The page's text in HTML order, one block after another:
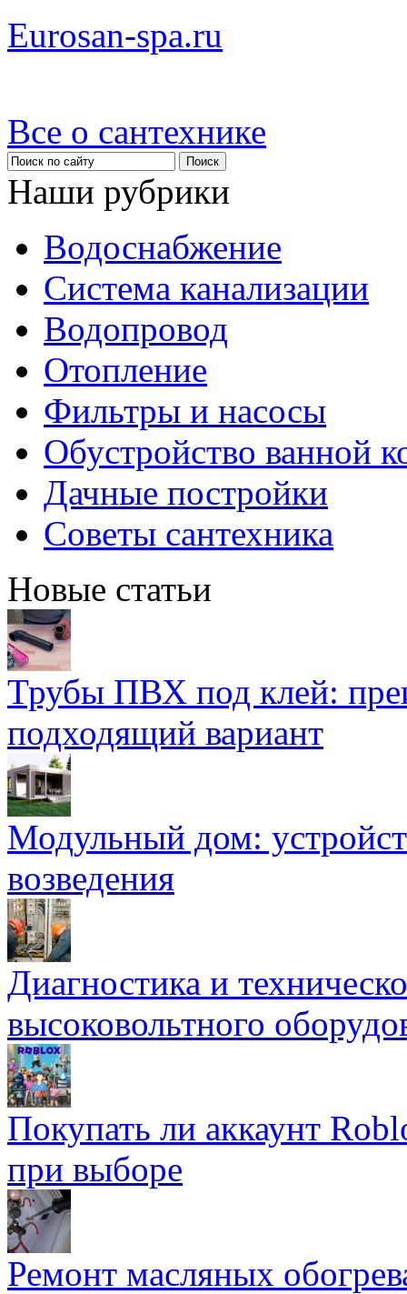
Eurosan-spa.ru
Все о сантехнике
Наши рубрики
Водоснабжение
Система канализации
Водопровод
Отопление
Фильтры и насосы
Обустройство ванной
Дачные постройки
Советы сантехника
Новые статьи
Трубы ПВХ под клей:
подходящий вариант
Модульный дом:
возведения
Диагностика и
высоковольтного
Покупать ли аккаунт
при выборе
Ремонт масляных